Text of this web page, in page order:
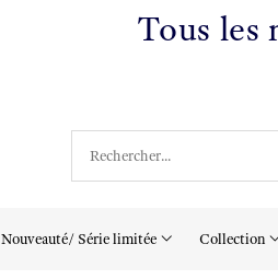
Tous les
Nouveauté/ Série limitée Collection